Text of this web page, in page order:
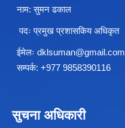
नाम: सुमन ढकाल
पदः प्रमुख प्रशासकिय अधिकृत
ईमेलः dklsuman@gmail.com
सम्पर्क: +977 9858390116
सुचना अधिकारी